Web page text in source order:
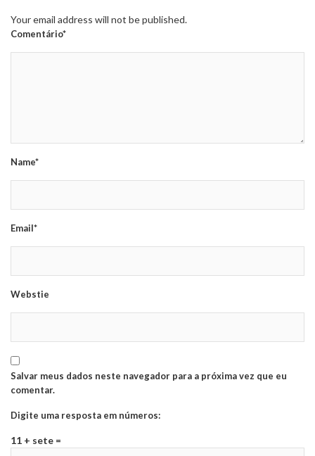
Your email address will not be published.
Comentário*
Name*
Email*
Webstie
Salvar meus dados neste navegador para a próxima vez que eu
comentar.
Digite uma resposta em números:
11 + sete =